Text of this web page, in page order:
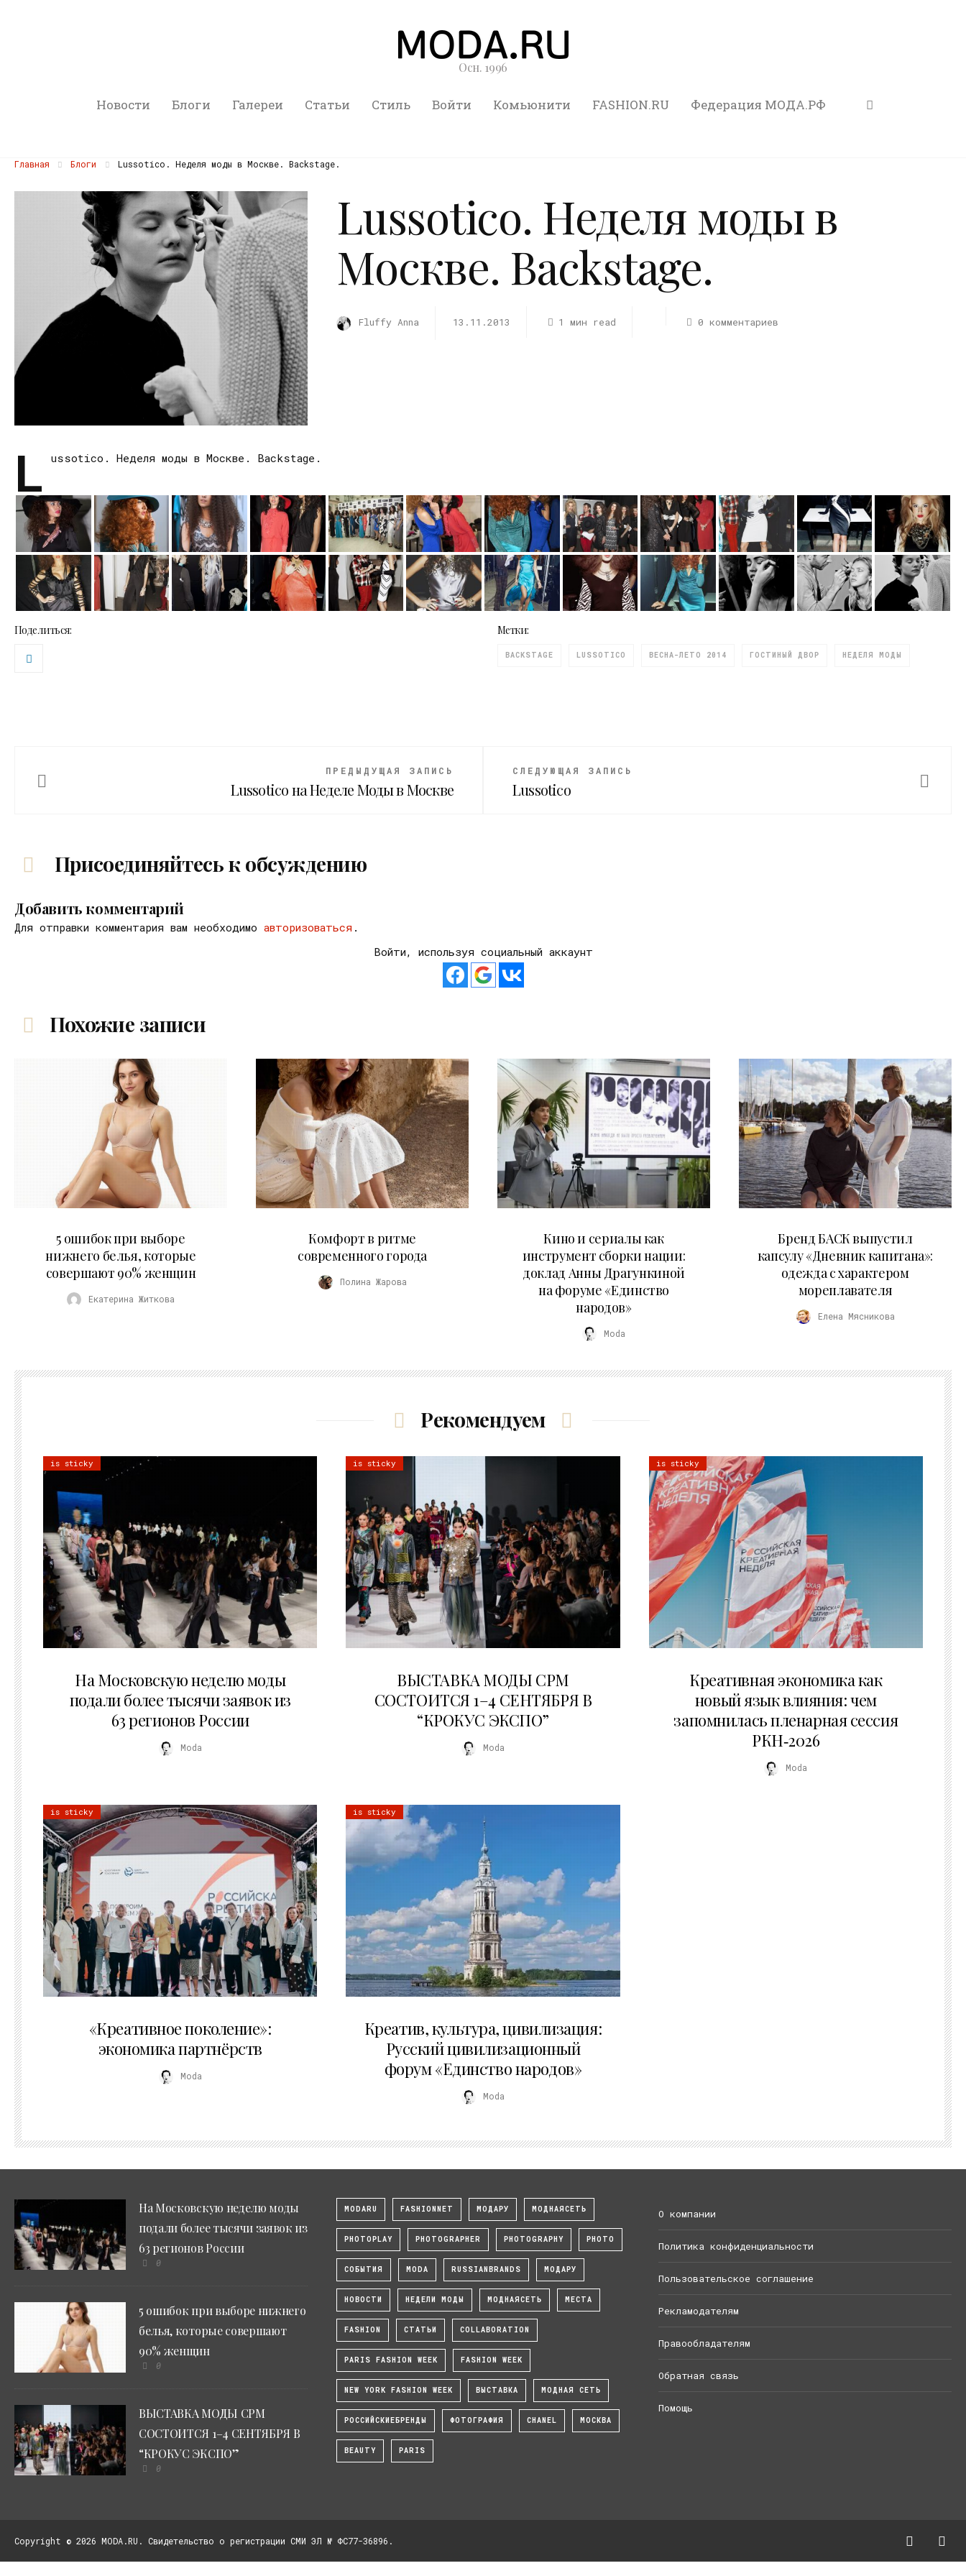
Осн. 1996
Новости Блоги Галереи Статьи Стиль Войти Комьюнити FASHION.RU Федерация МОДА.РФ
Главная Блоги Lussotico. Неделя моды в Москве. Backstage.
Lussotico. Неделя моды в
Москве. Backstage.
Fluffy Anna 13.11.2013 1 мин read 0 комментариев
L ussotico. Неделя моды в Москве. Backstage.
Поделиться: Метки:
BACKSTAGE LUSSOTICO ВЕСНА-ЛЕТО 2014 ГОСТИНЫЙ ДВОР НЕДЕЛЯ МОДЫ
ПРЕДЫДУЩАЯ ЗАПИСЬ
Lussotico на Неделе Моды в Москве
СЛЕДУЮЩАЯ ЗАПИСЬ
Lussotico
Присоединяйтесь к обсуждению
Добавить комментарий
Для отправки комментария вам необходимо авторизоваться .
Войти, используя социальный аккаунт
Похожие записи
5 ошибок при выборе
нижнего белья, которые
совершают 90% женщин
Екатерина Житкова
Комфорт в ритме
современного города
Полина Жарова
Кино и сериалы как
инструмент сборки нации:
доклад Анны Драгункиной
на форуме «Единство
народов»
Moda
Бренд БАСК выпустил
капсулу «Дневник капитана»:
одежда с характером
мореплавателя
Елена Мясникова
Рекомендуем
is sticky
На Московскую неделю моды
подали более тысячи заявок из
63 регионов России
Moda
is sticky
ВЫСТАВКА МОДЫ CPM
СОСТОИТСЯ 1–4 СЕНТЯБРЯ В
“КРОКУС ЭКСПО”
Moda
is sticky
Креативная экономика как
новый язык влияния: чем
запомнилась пленарная сессия
РКН‑2026
Moda
is sticky
«Креативное поколение»:
экономика партнёрств
Moda
is sticky
Креатив, культура, цивилизация:
Русский цивилизационный
форум «Единство народов»
Moda
На Московскую неделю моды
подали более тысячи заявок из
63 регионов России
0
5 ошибок при выборе нижнего
белья, которые совершают
90% женщин
0
ВЫСТАВКА МОДЫ CPM
СОСТОИТСЯ 1–4 СЕНТЯБРЯ В
“КРОКУС ЭКСПО”
0
MODARU FASHIONNET МОДАРУ МОДНАЯСЕТЬ
PHOTOPLAY PHOTOGRAPHER PHOTOGRAPHY PHOTO
СОБЫТИЯ MODA RUSSIANBRANDS МОДАРУ
НОВОСТИ НЕДЕЛИ МОДЫ МОДНАЯСЕТЬ МЕСТА
FASHION СТАТЬИ COLLABORATION
PARIS FASHION WEEK FASHION WEEK
NEW YORK FASHION WEEK ВЫСТАВКА МОДНАЯ СЕТЬ
РОССИЙСКИЕБРЕНДЫ ФОТОГРАФИЯ CHANEL МОСКВА
BEAUTY PARIS
О компании
Политика конфиденциальности
Пользовательское соглашение
Рекламодателям
Правообладателям
Обратная связь
Помощь
Copyright © 2026 MODA.RU. Свидетельство о регистрации СМИ ЭЛ № ФС77-36896.